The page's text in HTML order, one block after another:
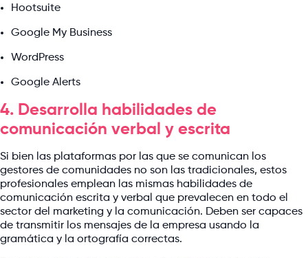
Hootsuite
Google My Business
WordPress
Google Alerts
4. Desarrolla habilidades de
comunicación verbal y escrita
Si bien las plataformas por las que se comunican los
gestores de comunidades no son las tradicionales, estos
profesionales emplean las mismas habilidades de
comunicación escrita y verbal que prevalecen en todo el
sector del marketing y la comunicación. Deben ser capaces
de transmitir los mensajes de la empresa usando la
gramática y la ortografía correctas.